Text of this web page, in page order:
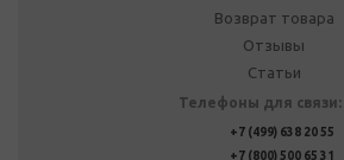
Возврат товара
Отзывы
Статьи
Телефоны для связи:
+7 (499) 638 20 55
+7 (800) 500 65 31